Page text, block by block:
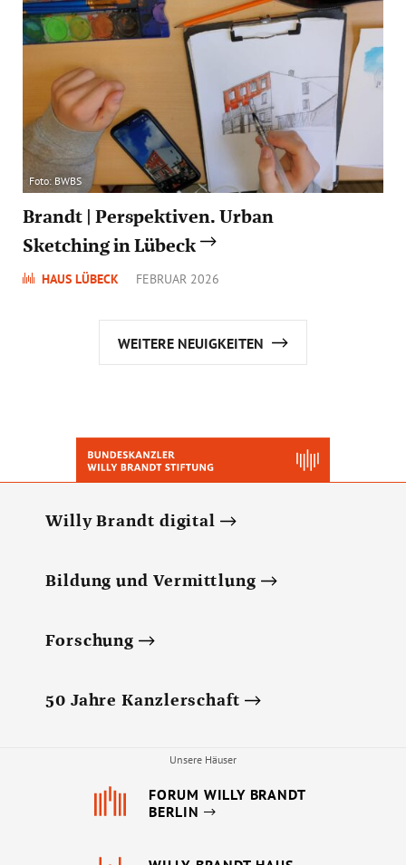
Foto: BWBS
Brandt | Perspektiven. Urban
Sketching in Lübeck
HAUS LÜBECK FEBRUAR 2026
WEITERE NEUIGKEITEN
Willy Brandt digital
Bildung und Vermittlung
Forschung
50 Jahre Kanzlerschaft
Unsere Häuser
FORUM WILLY BRANDT
BERLIN